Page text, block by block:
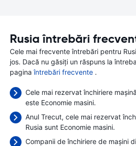
Rusia întrebări
Cele mai frecvente întrebări pentru
jos. Dacă nu găsiți un răspuns la
paginaîntrebări frecvente .
Cele mai rezervat închiriere
este Economie masini.
Anul Trecut, cele mai rezervat
Rusia sunt Economie masini.
Companii de închiriere de mașini